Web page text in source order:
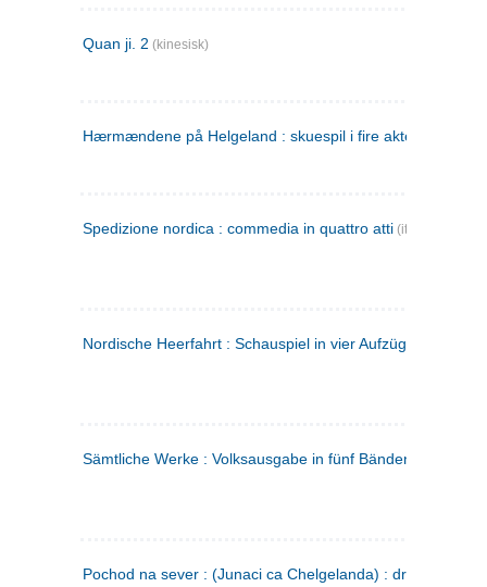
Quan ji. 2 (kinesisk)
Hærmændene på Helgeland : skuespil i fire akter
Spedizione nordica : commedia in quattro atti (italiensk)
Nordische Heerfahrt : Schauspiel in vier Aufzügen
Sämtliche Werke : Volksausgabe in fünf Bänden
Pochod na sever : (Junaci ca Chelgelanda) : drama u četiri